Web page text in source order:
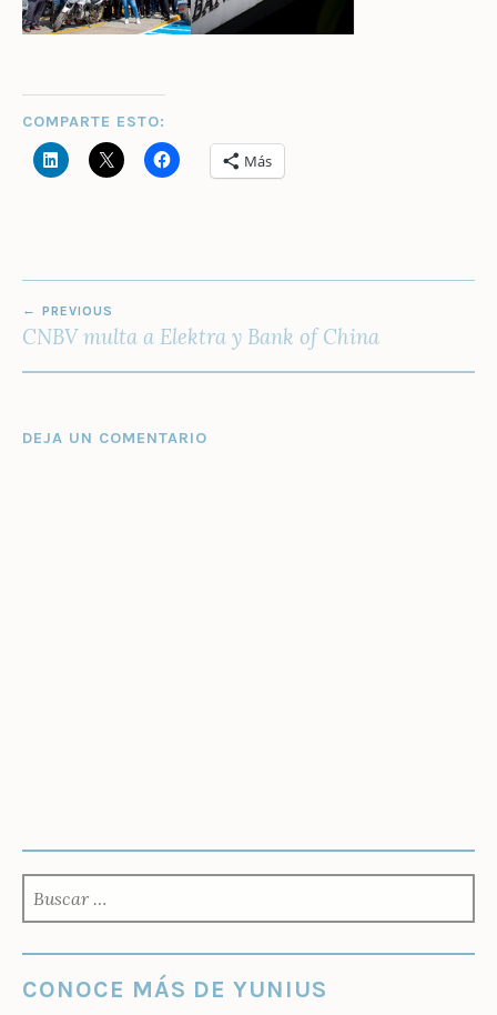
COMPARTE ESTO:
Más
DE
PREVIOUS
CNBV multa a Elektra y Bank of China
DEJA UN COMENTARIO
CONOCE MÁS DE YUNIUS